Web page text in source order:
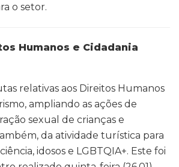
o setor.
Humanos e Cidadania
relativas aos Direitos Humanos
ampliando as ações de
sexual de crianças e
da atividade turística para
idosos e LGBTQIA+. Este foi